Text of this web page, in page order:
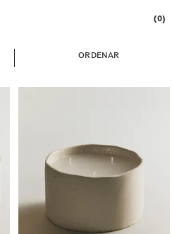
(0)
ORDENAR
Imagen cambiada a 1 de 6